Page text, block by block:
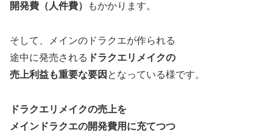
開発費（人件費）
もかかります。
そして、メインのドラクエが作られる
途中に発売される ドラクエリメイクの
売上利益も重要な要因 となっている様です。
ドラクエリメイクの売上を
メインドラクエの開発費用に充てつつ